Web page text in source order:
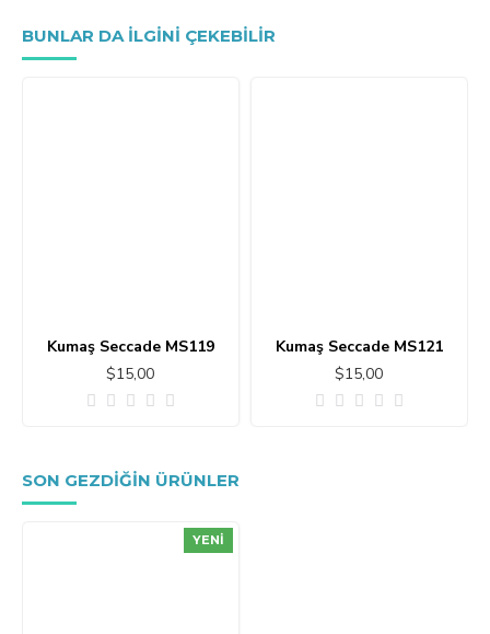
BUNLAR DA ILGINI ÇEKEBILIR
Kumaş Seccade MS119
$15,00
Kumaş Seccade MS121
$15,00
SON GEZDIĞIN ÜRÜNLER
YENI